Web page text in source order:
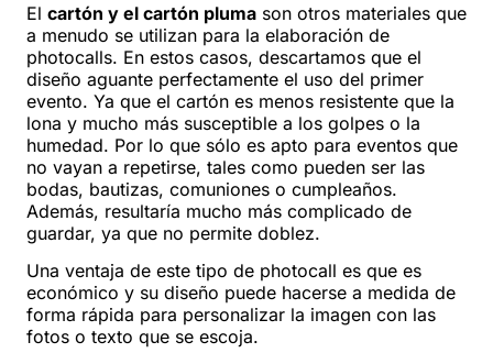
El cartón y el cartón pluma son otros materiales que
a menudo se utilizan para la elaboración de
photocalls. En estos casos, descartamos que el
diseño aguante perfectamente el uso del primer
evento. Ya que el cartón es menos resistente que la
lona y mucho más susceptible a los golpes o la
humedad. Por lo que sólo es apto para eventos que
no vayan a repetirse, tales como pueden ser las
bodas, bautizas, comuniones o cumpleaños.
Además, resultaría mucho más complicado de
guardar, ya que no permite doblez.
Una ventaja de este tipo de photocall es que es
económico y su diseño puede hacerse a medida de
forma rápida para personalizar la imagen con las
fotos o texto que se escoja.